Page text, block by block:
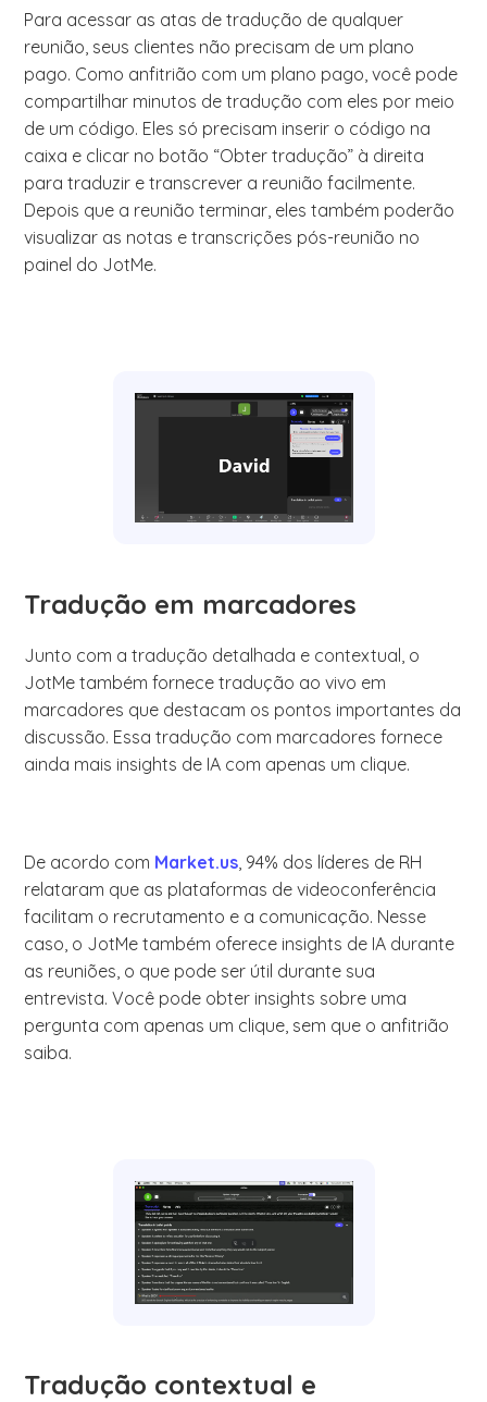
Para acessar as atas de tradução de qualquer
reunião, seus clientes não precisam de um plano
pago. Como anfitrião com um plano pago, você pode
compartilhar minutos de tradução com eles por meio
de um código. Eles só precisam inserir o código na
caixa e clicar no botão “Obter tradução” à direita
para traduzir e transcrever a reunião facilmente.
Depois que a reunião terminar, eles também poderão
visualizar as notas e transcrições pós-reunião no
painel do JotMe.
Tradução em marcadores
Junto com a tradução detalhada e contextual, o
JotMe também fornece tradução ao vivo em
marcadores que destacam os pontos importantes da
discussão. Essa tradução com marcadores fornece
ainda mais insights de IA com apenas um clique.
De acordo com Market.us, 94% dos líderes de RH
relataram que as plataformas de videoconferência
facilitam o recrutamento e a comunicação. Nesse
caso, o JotMe também oferece insights de IA durante
as reuniões, o que pode ser útil durante sua
entrevista. Você pode obter insights sobre uma
pergunta com apenas um clique, sem que o anfitrião
saiba.
Tradução contextual e